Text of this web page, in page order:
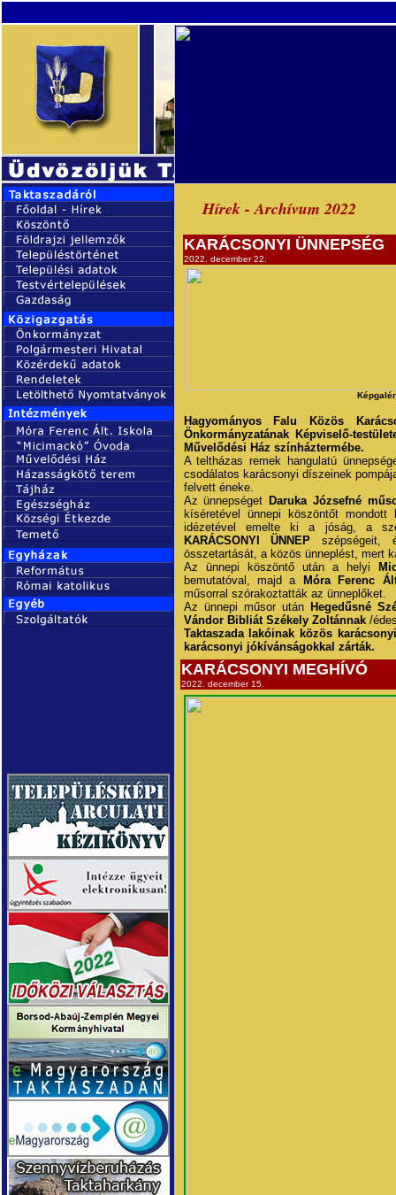
Hírek - Archívum 2022
KARÁCSONYI ÜNNEPSÉG
2022. december 22.
Hagyományos
Falu Közös
Önkormányzatának Képviselő-
Művelődési Ház színháztermébe.
A teltházas remek hangulatú
csodálatos karácsonyi díszeinek
felvett éneke.
Az ünnepséget Daruka Józsefné
kíséretével ünnepi köszöntőt mondott
idézetével emelte ki a jóság, a
KARÁCSONYI
ÜNNEP szépségeit,
összetartását, a közös ünneplést, mert
Az ünnepi köszöntő után a helyi
bemutatóval, majd a
Móra Ferenc
műsorral szórakoztatták az ünneplőket.
Az ünnepi műsor után Hegedűsné
Vándor Bibliát Székely Zoltánnak/
Taktaszada lakóinak közös
karácsonyi jókívánságokkal zárták.
KARÁCSONYI MEGHÍVÓ
2022. december 15.